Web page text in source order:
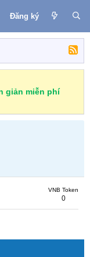
Đăng ký
giản miễn phí
VNB Token
0